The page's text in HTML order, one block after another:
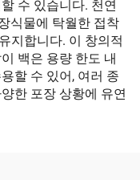
수 있습니다. 천연
식물에 탁월한 접착
지합니다. 이 창의적
백은 용량 한도 내
할 수 있어, 여러 종
한 포장 상황에 유연